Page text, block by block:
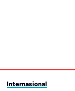
Internasional